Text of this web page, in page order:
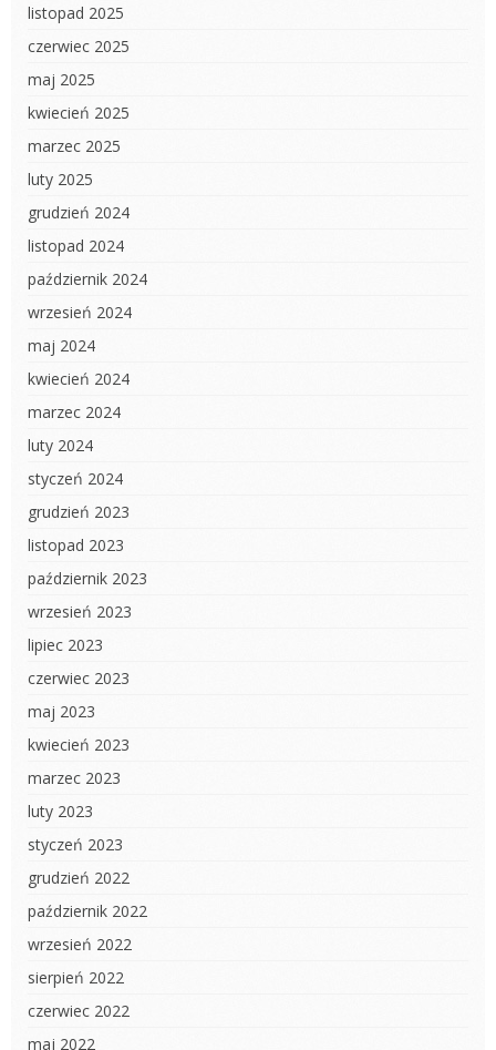
listopad 2025
czerwiec 2025
maj 2025
kwiecień 2025
marzec 2025
luty 2025
grudzień 2024
listopad 2024
październik 2024
wrzesień 2024
maj 2024
kwiecień 2024
marzec 2024
luty 2024
styczeń 2024
grudzień 2023
listopad 2023
październik 2023
wrzesień 2023
lipiec 2023
czerwiec 2023
maj 2023
kwiecień 2023
marzec 2023
luty 2023
styczeń 2023
grudzień 2022
październik 2022
wrzesień 2022
sierpień 2022
czerwiec 2022
maj 2022